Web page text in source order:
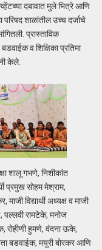
दबावात मुले भित्रे आणि
शाळांतील उच्च दर्जाचे
प्रास्ताविक
व शिक्षिका प्रतिमा
केले.
शालू गभणे, निशीकांत
प्रमुख सोहम मेश्राम,
माजी विद्यार्थी अध्यक्ष व माजी
पल्लवी रामटेके, मनोज
रोहीणी हुमणे, वंदना ऊके,
बडवाईक, मयुरी बोरकर आणि